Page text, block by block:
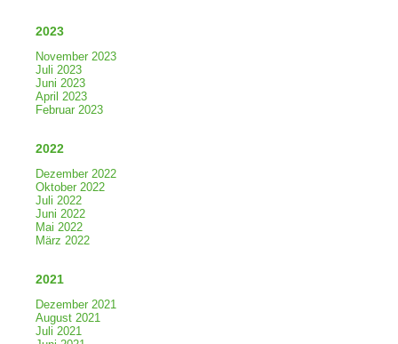
2023
November 2023
Juli 2023
Juni 2023
April 2023
Februar 2023
2022
Dezember 2022
Oktober 2022
Juli 2022
Juni 2022
Mai 2022
März 2022
2021
Dezember 2021
August 2021
Juli 2021